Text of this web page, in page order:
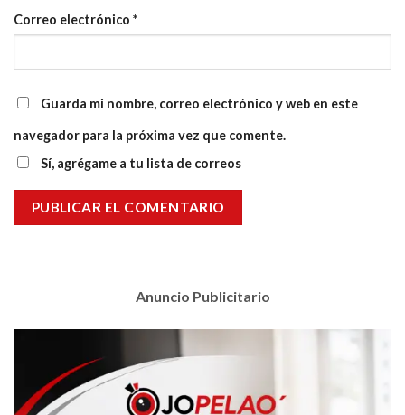
Correo electrónico *
Guarda mi nombre, correo electrónico y web en este
navegador para la próxima vez que comente.
Sí, agrégame a tu lista de correos
Anuncio Publicitario